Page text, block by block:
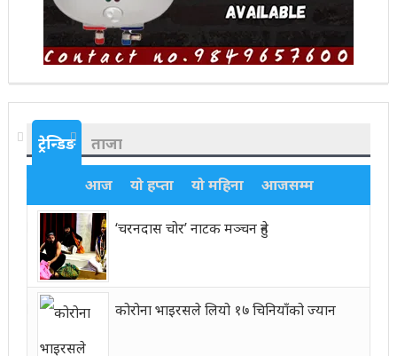
ट्रेन्डिङ ताजा
आज यो हप्ता यो महिना आजसम्म
‘चरनदास चोर’ नाटक मञ्चन हुने
कोरोना भाइरसले लियो १७ चिनियाँको ज्यान